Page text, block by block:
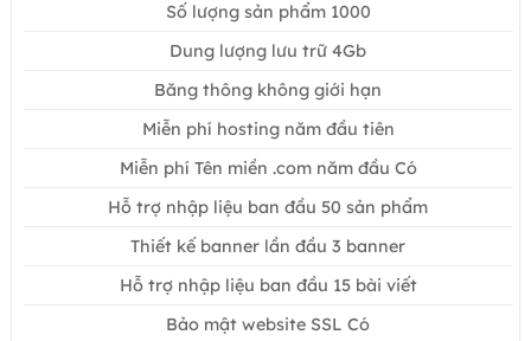
Số lượng sản phẩm 1000
Dung lượng lưu trữ 4Gb
Băng thông không giới hạn
Miễn phí hosting năm đầu tiên
Miễn phí Tên miền .com năm đầu Có
Hỗ trợ nhập liệu ban đầu 50 sản phẩm
Thiết kế banner lần đầu 3 banner
Hỗ trợ nhập liệu ban đầu 15 bài viết
Bảo mật website SSL Có